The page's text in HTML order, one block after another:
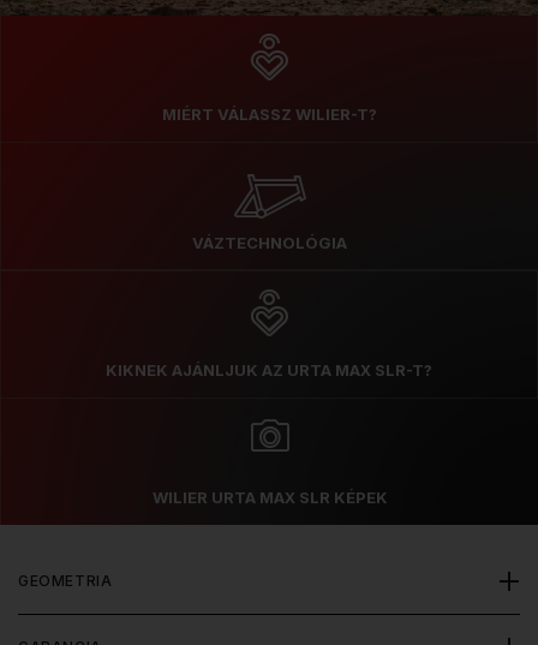
MIÉRT VÁLASSZ WILIER-T?
VÁZTECHNOLÓGIA
KIKNEK AJÁNLJUK AZ URTA MAX SLR-T?
WILIER URTA MAX SLR KÉPEK
GEOMETRIA